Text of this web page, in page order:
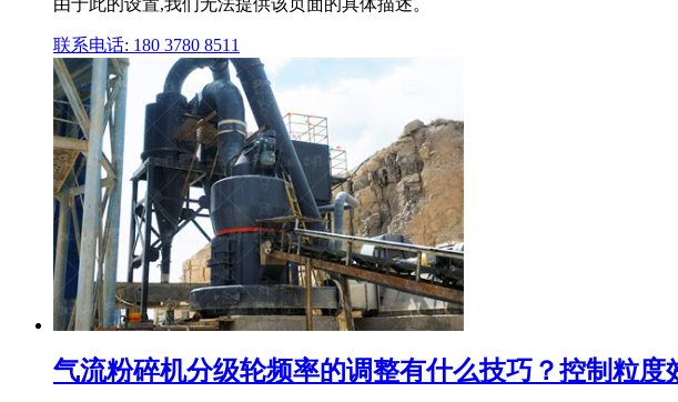
联系电话: 180 3780 8511
气流粉碎机分级轮频率的调整有什么技巧？控制粒度